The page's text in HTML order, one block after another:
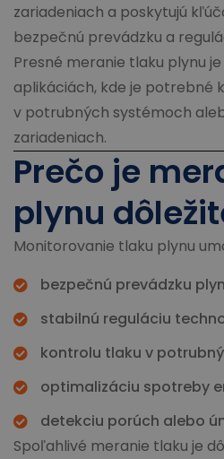
zariadeniach a poskytujú
bezpečnú prevádzku a
Presné meranie tlaku plynu
aplikáciách, kde je potrebné
v potrubných systémoch
zariadeniach.
Prečo je
plynu
Monitorovanie tlaku plynu
bezpečnú prevádzku
stabilnú reguláciu
kontrolu tlaku v
optimalizáciu spotreby
detekciu porúch alebo
Spoľahlivé meranie tlaku je